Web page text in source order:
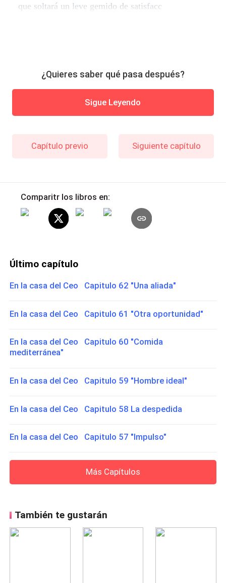
que soltará un leve gemido de satisfacc
¿Quieres saber qué pasa después?
Sigue Leyendo
Capítulo previo Siguiente capítulo
Comparitr los libros en:
Último capítulo
En la casa del Ceo Capitulo 62 "Una aliada"
En la casa del Ceo Capitulo 61 "Otra oportunidad"
En la casa del Ceo Capitulo 60 "Comida
mediterránea"
En la casa del Ceo Capitulo 59 "Hombre ideal"
En la casa del Ceo Capitulo 58 La despedida
En la casa del Ceo Capitulo 57 "Impulso"
Más Capítulos
También te gustarán